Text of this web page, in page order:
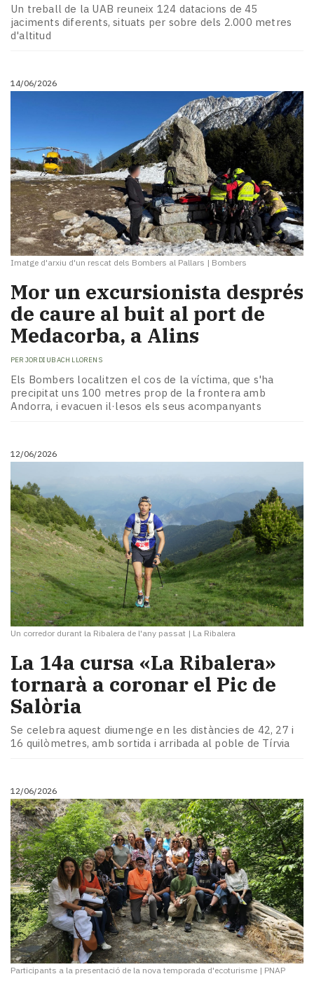
Un treball de la UAB reuneix 124 datacions de 45
jaciments diferents, situats per sobre dels 2.000 metres
d'altitud
14/06/2026
Imatge d'arxiu d'un rescat dels Bombers al Pallars | Bombers
Mor un excursionista després
de caure al buit al port de
Medacorba, a Alins
PER JORDI UBACH LLORENS
Els Bombers localitzen el cos de la víctima, que s'ha
precipitat uns 100 metres prop de la frontera amb
Andorra, i evacuen il·lesos els seus acompanyants
12/06/2026
Un corredor durant la Ribalera de l'any passat | La Ribalera
La 14a cursa «La Ribalera»
tornarà a coronar el Pic de
Salòria
Se celebra aquest diumenge en les distàncies de 42, 27 i
16 quilòmetres, amb sortida i arribada al poble de Tírvia
12/06/2026
Participants a la presentació de la nova temporada d'ecoturisme | PNAP